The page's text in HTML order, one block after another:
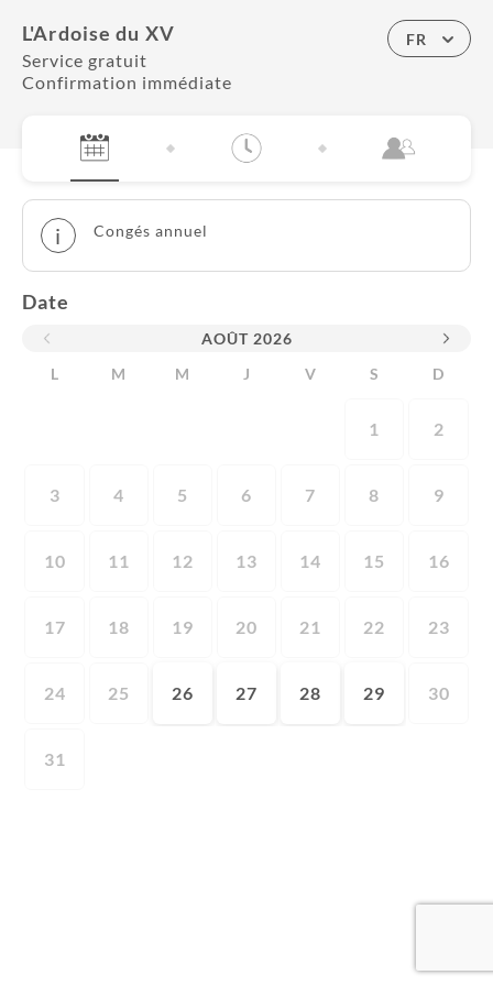
L'Ardoise du XV
Service gratuit
Confirmation immédiate
FR
i Congés annuel
Date
AOÛT 2026
L
M M J V S D
1 2
3 4 5 6 7 8 9
10 11 12 13 14 15 16
17 18 19 20 21 22 23
24 25 26 27 28 29 30
31